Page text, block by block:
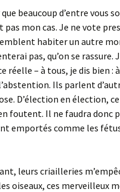
que beaucoup d’entre vous
pas mon cas. Je ne vote
habiter un autre
pas, qu’on se rassure.
réelle – à tous, je dis bien :
Ils parlent
D’élection en élection,
foutent. Il ne faudra donc
emportés comme les
leurs criailleries
oiseaux, ces merveilleux